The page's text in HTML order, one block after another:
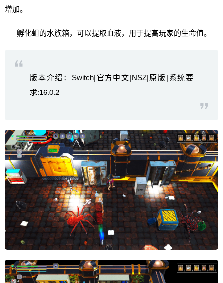
增加。
孵化蛆的水族箱，可以提取血液，用于提高玩家的生命值。
版本介绍：Switch|官方中文|NSZ|原版|系统要
求:16.0.2